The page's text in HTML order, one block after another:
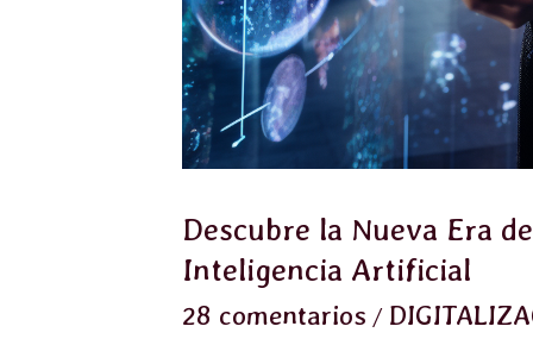
Descubre la Nueva Era
Inteligencia Artificial
28 comentarios /